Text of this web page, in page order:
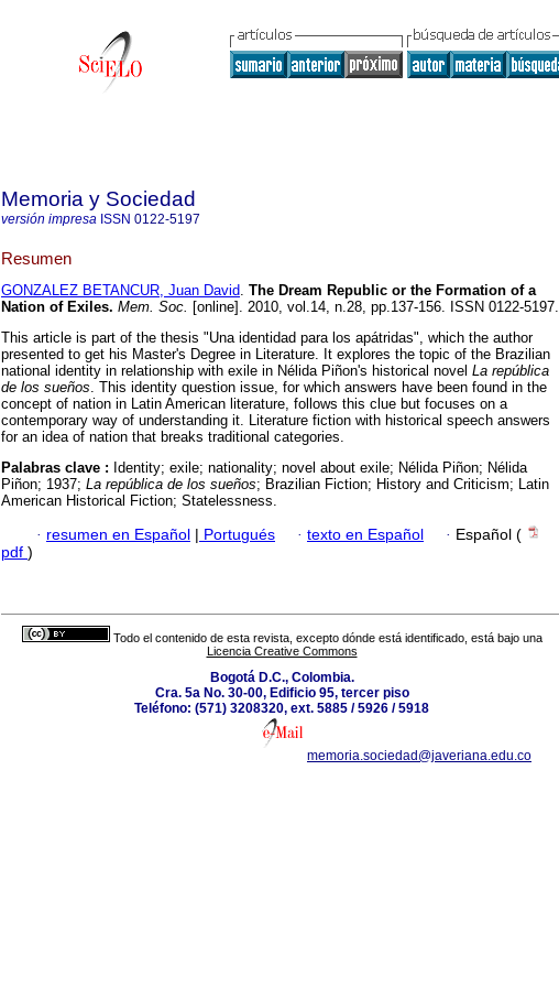
Memoria y Sociedad
versión impresa ISSN 0122-5197
Resumen
GONZALEZ BETANCUR, Juan David. The Dream Republic or the Formation of a
Nation of Exiles. Mem. Soc. [online]. 2010, vol.14, n.28, pp.137-156. ISSN 0122-5197.
This article is part of the thesis "Una identidad para los apátridas", which the author
presented to get his Master's Degree in Literature. It explores the topic of the Brazilian
national identity in relationship with exile in Nélida Piñon's historical novel La república
de los sueños. This identity question issue, for which answers have been found in the
concept of nation in Latin American literature, follows this clue but focuses on a
contemporary way of understanding it. Literature fiction with historical speech answers
for an idea of nation that breaks traditional categories.
Palabras clave : Identity; exile; nationality; novel about exile; Nélida Piñon; Nélida
Piñon; 1937; La república de los sueños; Brazilian Fiction; History and Criticism; Latin
American Historical Fiction; Statelessness.
· resumen en Español | Portugués · texto en Español · Español (
pdf )
Todo el contenido de esta revista, excepto dónde está identificado, está bajo una
Licencia Creative Commons
Bogotá D.C., Colombia.
Cra. 5a No. 30-00, Edificio 95, tercer piso
Teléfono: (571) 3208320, ext. 5885 / 5926 / 5918
memoria.sociedad@javeriana.edu.co